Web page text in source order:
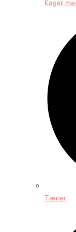
Kager
Tærter